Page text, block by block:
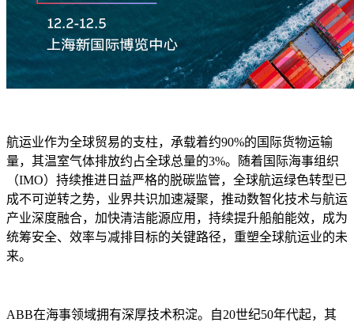
航运业作为全球贸易的支柱，承载着约90%的国际货物运输
量，其温室气体排放约占全球总量的3%。随着国际海事组织
（IMO）持续推进日益严格的脱碳监管，全球航运绿色转型已
成不可逆转之势，业界共识加速凝聚，推动数智化技术与航运
产业深度融合，加快清洁能源应用，持续提升船舶能效，成为
统筹安全、效率与减排目标的关键路径，重塑全球航运业的未
来。
ABB在海事领域拥有深厚技术积淀。自20世纪50年代起，其